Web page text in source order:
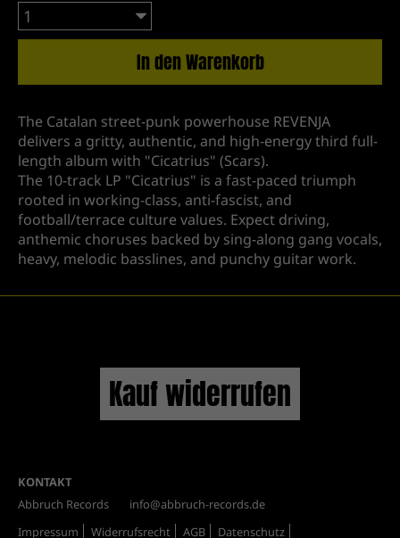
In den Warenkorb
The Catalan street-punk powerhouse REVENJA
delivers a gritty, authentic, and high-energy third full-
length album with "Cicatrius" (Scars).
The 10-track LP "Cicatrius" is a fast-paced triumph
rooted in working-class, anti-fascist, and
football/terrace culture values. Expect driving,
anthemic choruses backed by sing-along gang vocals,
heavy, melodic basslines, and punchy guitar work.
Kauf widerrufen
KONTAKT
Abbruch Records
info@abbruch-records.de
Impressum
Widerrufsrecht AGB Datenschutz